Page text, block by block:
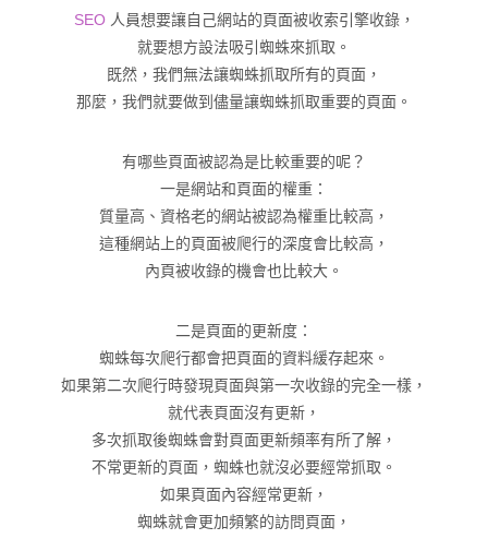
SEO人員想要讓自己網站的頁面被收索引擎收錄，
就要想方設法吸引蜘蛛來抓取。
既然，我們無法讓蜘蛛抓取所有的頁面，
那麼，我們就要做到儘量讓蜘蛛抓取重要的頁面。
有哪些頁面被認為是比較重要的呢？
一是網站和頁面的權重：
質量高、資格老的網站被認為權重比較高，
這種網站上的頁面被爬行的深度會比較高，
內頁被收錄的機會也比較大。
二是頁面的更新度：
蜘蛛每次爬行都會把頁面的資料緩存起來。
如果第二次爬行時發現頁面與第一次收錄的完全一樣，
就代表頁面沒有更新，
多次抓取後蜘蛛會對頁面更新頻率有所了解，
不常更新的頁面，蜘蛛也就沒必要經常抓取。
如果頁面內容經常更新，
蜘蛛就會更加頻繁的訪問頁面，